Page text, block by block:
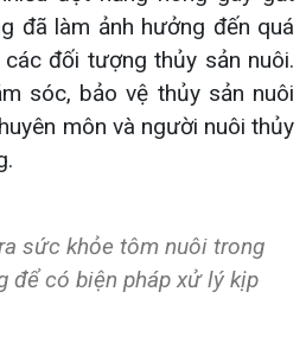
đã làm ảnh hưởng đến quá
đối tượng thủy sản nuôi.
sóc, bảo vệ thủy sản nuôi
môn và người nuôi thủy
sức khỏe tôm nuôi trong
để có biện pháp xử lý kịp